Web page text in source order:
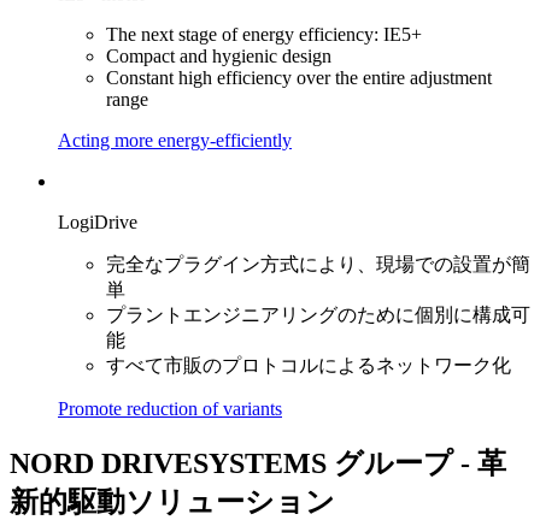
The next stage of energy efficiency: IE5+
Compact and hygienic design
Constant high efficiency over the entire adjustment
range
Acting more energy-efficiently
LogiDrive
完全なプラグイン方式により、現場での設置が簡
単
プラントエンジニアリングのために個別に構成可
能
すべて市販のプロトコルによるネットワーク化
Promote reduction of variants
NORD DRIVESYSTEMS グループ - 革
新的駆動ソリューション